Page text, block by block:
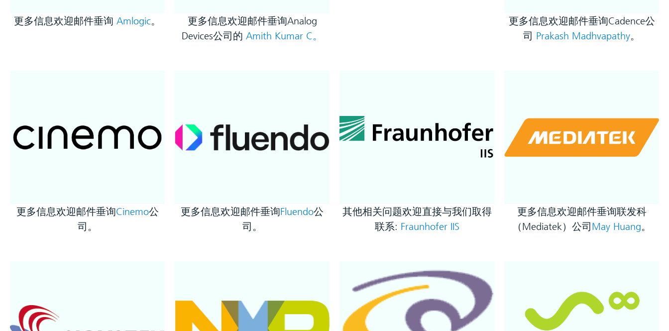
更多信息欢迎邮件垂询 Amlogic。
更多信息欢迎邮件垂询Analog
Devices公司的 Amith Kumar C。
更多信息欢迎邮件垂询Cadence公
司 Prakash Madhvapathy。
更多信息欢迎邮件垂询Cinemo公
司。
更多信息欢迎邮件垂询Fluendo公
司。
其他相关问题欢迎直接与我们取得
联系: Fraunhofer IIS
更多信息欢迎邮件垂询联发科
（Mediatek）公司 May Huang。